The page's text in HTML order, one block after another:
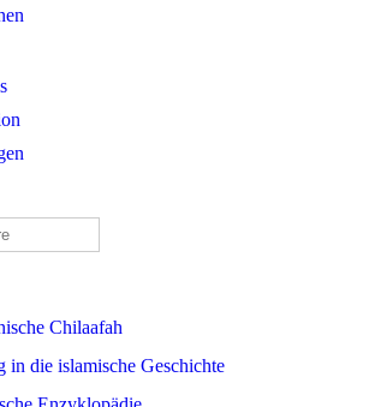
Chilaafah
in die islamische Geschichte